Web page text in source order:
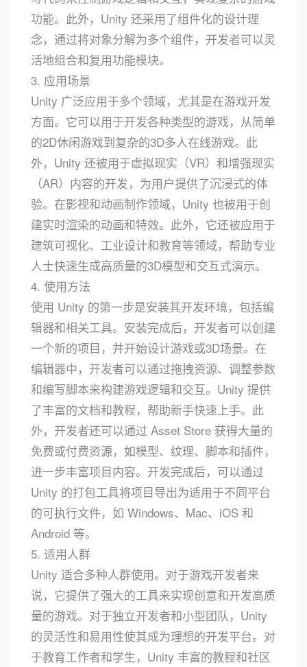
功能。此外，Unity 还采用了组件化的设计理
念，通过将对象分解为多个组件，开发者可以灵
活地组合和复用功能模块。
3. 应用场景
Unity 广泛应用于多个领域，尤其是在游戏开发
方面。它可以用于开发各种类型的游戏，从简单
的2D休闲游戏到复杂的3D多人在线游戏。此
外，Unity 还被用于虚拟现实（VR）和增强现实
（AR）内容的开发，为用户提供了沉浸式的体
验。在影视和动画制作领域，Unity 也被用于创
建实时渲染的动画和特效。此外，它还被应用于
建筑可视化、工业设计和教育等领域，帮助专业
人士快速生成高质量的3D模型和交互式演示。
4. 使用方法
使用 Unity 的第一步是安装其开发环境，包括编
辑器和相关工具。安装完成后，开发者可以创建
一个新的项目，并开始设计游戏或3D场景。在
编辑器中，开发者可以通过拖拽资源、调整参数
和编写脚本来构建游戏逻辑和交互。Unity 提供
了丰富的文档和教程，帮助新手快速上手。此
外，开发者还可以通过 Asset Store 获得大量的
免费或付费资源，如模型、纹理、脚本和插件，
进一步丰富项目内容。开发完成后，可以通过
Unity 的打包工具将项目导出为适用于不同平台
的可执行文件，如 Windows、Mac、iOS 和
Android 等。
5. 适用人群
Unity 适合多种人群使用。对于游戏开发者来
说，它提供了强大的工具来实现创意和开发高质
量的游戏。对于独立开发者和小型团队，Unity
的灵活性和易用性使其成为理想的开发平台。对
于教育工作者和学生，Unity 丰富的教程和社区